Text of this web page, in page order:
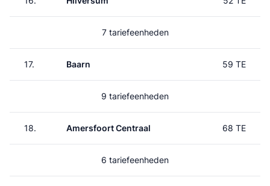
7 tariefeenheden
17. Baarn 59 TE
9 tariefeenheden
18. Amersfoort Centraal 68 TE
6 tariefeenheden